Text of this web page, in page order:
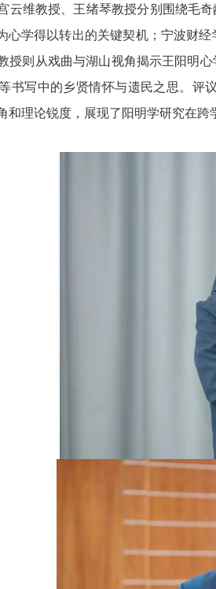
云维教授、王绪琴教授分别围绕毛
心学得以转出的关键契机；宁波财
授则从戏曲与湖山视角揭示王阳明
书写中的乡贤情怀与遗民之思。评
和理论锐度，展现了阳明学研究在跨